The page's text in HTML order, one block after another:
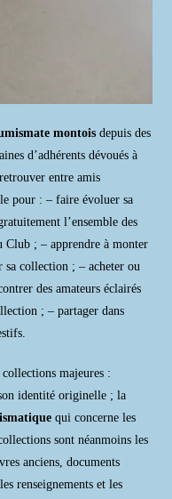
montois depuis des
d’adhérents dévoués à
entre amis
pour : – faire évoluer sa
l’ensemble des
Club ; – apprendre à monter
sa collection ; – acheter ou
des amateurs éclairés
; – partager dans
majeures :
identité originelle ; la
qui concerne les
sont néanmoins les
anciens, documents
renseignements et les